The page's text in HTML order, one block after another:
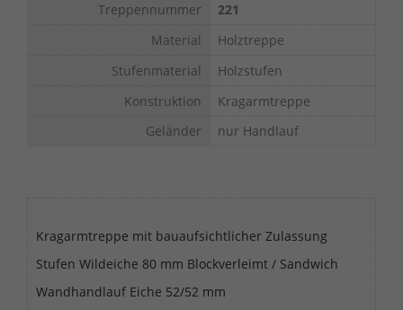
Treppennummer
221
Material
Holztreppe
Stufenmaterial
Holzstufen
Konstruktion
Kragarmtreppe
Geländer
nur Handlauf
Kragarmtreppe mit bauaufsichtlicher Zulassung
Stufen Wildeiche 80 mm Blockverleimt / Sandwich
Wandhandlauf Eiche 52/52 mm